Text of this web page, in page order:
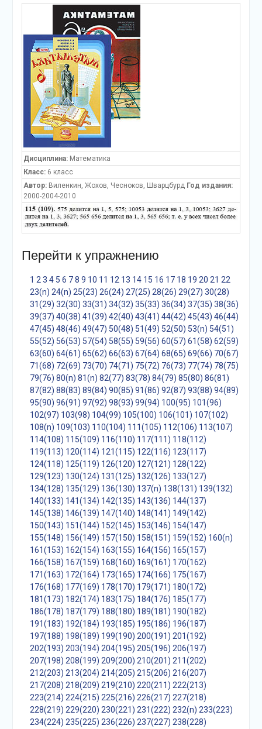
Дисциплина:Математика
Класс:6 класс
Автор:Виленкин, Жохов, Чесноков, Шварцбурд Год издания:
2000-2004-2010
Перейти к упражнению
1 2 3 4 5 6 7 8 9 10 11 12 13 14 15 16 17 18 19 20 21 22
23(n) 24(n) 25(23) 26(24) 27(25) 28(26) 29(27) 30(28)
31(29) 32(30) 33(31) 34(32) 35(33) 36(34) 37(35) 38(36)
39(37) 40(38) 41(39) 42(40) 43(41) 44(42) 45(43) 46(44)
47(45) 48(46) 49(47) 50(48) 51(49) 52(50) 53(n) 54(51)
55(52) 56(53) 57(54) 58(55) 59(56) 60(57) 61(58) 62(59)
63(60) 64(61) 65(62) 66(63) 67(64) 68(65) 69(66) 70(67)
71(68) 72(69) 73(70) 74(71) 75(72) 76(73) 77(74) 78(75)
79(76) 80(n) 81(n) 82(77) 83(78) 84(79) 85(80) 86(81)
87(82) 88(83) 89(84) 90(85) 91(86) 92(87) 93(88) 94(89)
95(90) 96(91) 97(92) 98(93) 99(94) 100(95) 101(96)
102(97) 103(98) 104(99) 105(100) 106(101) 107(102)
108(n) 109(103) 110(104) 111(105) 112(106) 113(107)
114(108) 115(109) 116(110) 117(111) 118(112)
119(113) 120(114) 121(115) 122(116) 123(117)
124(118) 125(119) 126(120) 127(121) 128(122)
129(123) 130(124) 131(125) 132(126) 133(127)
134(128) 135(129) 136(130) 137(n) 138(131) 139(132)
140(133) 141(134) 142(135) 143(136) 144(137)
145(138) 146(139) 147(140) 148(141) 149(142)
150(143) 151(144) 152(145) 153(146) 154(147)
155(148) 156(149) 157(150) 158(151) 159(152) 160(n)
161(153) 162(154) 163(155) 164(156) 165(157)
166(158) 167(159) 168(160) 169(161) 170(162)
171(163) 172(164) 173(165) 174(166) 175(167)
176(168) 177(169) 178(170) 179(171) 180(172)
181(173) 182(174) 183(175) 184(176) 185(177)
186(178) 187(179) 188(180) 189(181) 190(182)
191(183) 192(184) 193(185) 195(186) 196(187)
197(188) 198(189) 199(190) 200(191) 201(192)
202(193) 203(194) 204(195) 205(196) 206(197)
207(198) 208(199) 209(200) 210(201) 211(202)
212(203) 213(204) 214(205) 215(206) 216(207)
217(208) 218(209) 219(210) 220(211) 222(213)
223(214) 224(215) 225(216) 226(217) 227(218)
228(219) 229(220) 230(221) 231(222) 232(n) 233(223)
234(224) 235(225) 236(226) 237(227) 238(228)